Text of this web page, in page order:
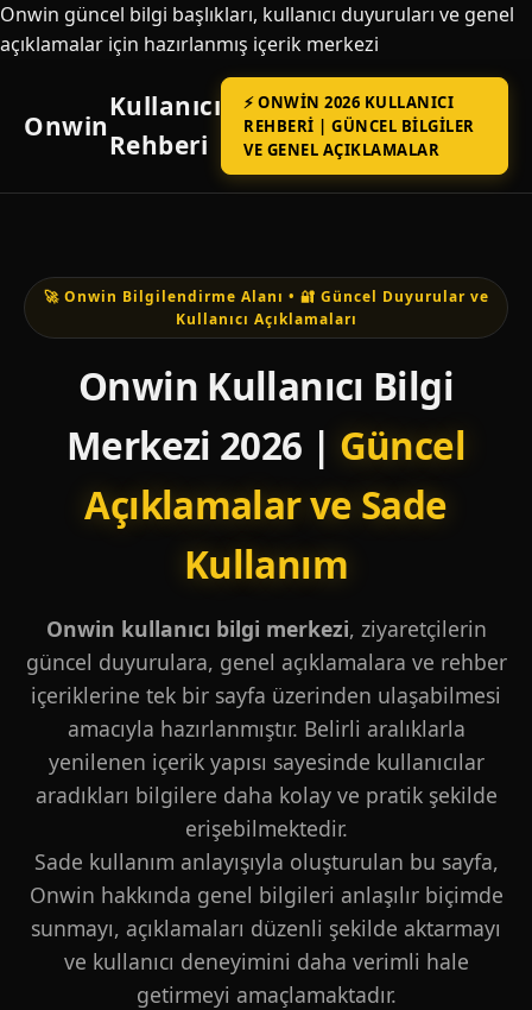
Onwin güncel bilgi başlıkları, kullanıcı duyuruları ve genel
açıklamalar için hazırlanmış içerik merkezi
Onwin
Kullanıcı
Rehberi
⚡ ONWIN 2026 KULLANICI
REHBERI | GÜNCEL BILGILER
VE GENEL AÇIKLAMALAR
🚀 Onwin Bilgilendirme Alanı • 🔐 Güncel Duyurular ve
Kullanıcı Açıklamaları
Onwin Kullanıcı Bilgi
Merkezi 2026 | Güncel
Açıklamalar ve Sade
Kullanım
Onwin kullanıcı bilgi merkezi, ziyaretçilerin
güncel duyurulara, genel açıklamalara ve rehber
içeriklerine tek bir sayfa üzerinden ulaşabilmesi
amacıyla hazırlanmıştır. Belirli aralıklarla
yenilenen içerik yapısı sayesinde kullanıcılar
aradıkları bilgilere daha kolay ve pratik şekilde
erişebilmektedir.
Sade kullanım anlayışıyla oluşturulan bu sayfa,
Onwin hakkında genel bilgileri anlaşılır biçimde
sunmayı, açıklamaları düzenli şekilde aktarmayı
ve kullanıcı deneyimini daha verimli hale
getirmeyi amaçlamaktadır.